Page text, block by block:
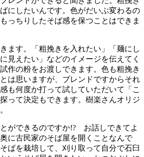
にしたいんです。色がだいぶ変わるの
っちりしたそば感を保つことはできま
ます。「粗挽きを入れたい」「麺にし
見えたい」などのイメージを伝えてく
作の粉をお渡しできます。色も粗挽き
は思いますが、ブレンドですからそれ
も何度か打って試していただいて「こ
って決定もできます。樹楽さんオリジ
ができるのですか!? お話しできてよ
に古民家のそば屋を開くことなんで
ばを栽培して、刈り取って自分で石臼